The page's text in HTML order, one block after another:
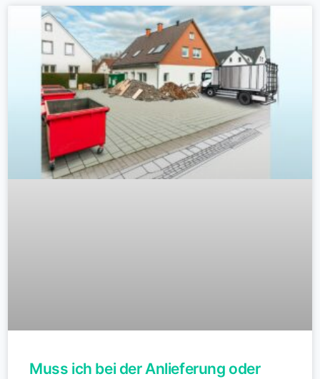
Muss ich bei der Anlieferung oder